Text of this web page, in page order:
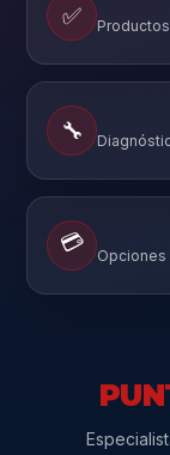
✅
🔧
💳
Opciones